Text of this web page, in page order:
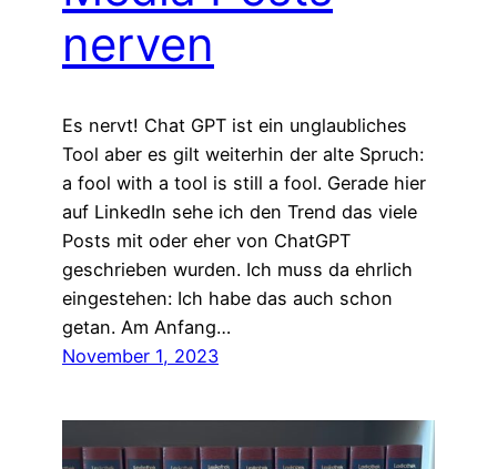
nerven
Es nervt! Chat GPT ist ein unglaubliches
Tool aber es gilt weiterhin der alte Spruch:
a fool with a tool is still a fool. Gerade hier
auf LinkedIn sehe ich den Trend das viele
Posts mit oder eher von ChatGPT
geschrieben wurden. Ich muss da ehrlich
eingestehen: Ich habe das auch schon
getan. Am Anfang…
November 1, 2023